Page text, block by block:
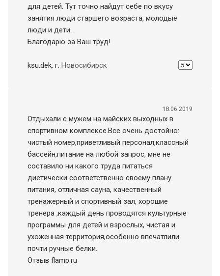
для детей. Тут точно найдут себе по вкусу
занятия люди старшего возраста, молодые
люди и дети.
Благодарю за Ваш труд!
ksu.dek, г. Новосибирск
18.06.2019
Отдыхали с мужем на майских выходных в
спортивном комплексе.Все очень достойно:
чистый номер,приветливый персонал,классный
бассейн,питание на любой запрос, мне не
составило ни какого труда питаться
диетически соответственно своему плану
питания, отличная сауна, качественный
тренажерный и спортивный зал, хорошие
тренера ,каждый день проводятся культурные
программы для детей и взрослых, чистая и
ухоженная территория,особенно впечатлили
почти ручные белки..
Отзыв flamp.ru